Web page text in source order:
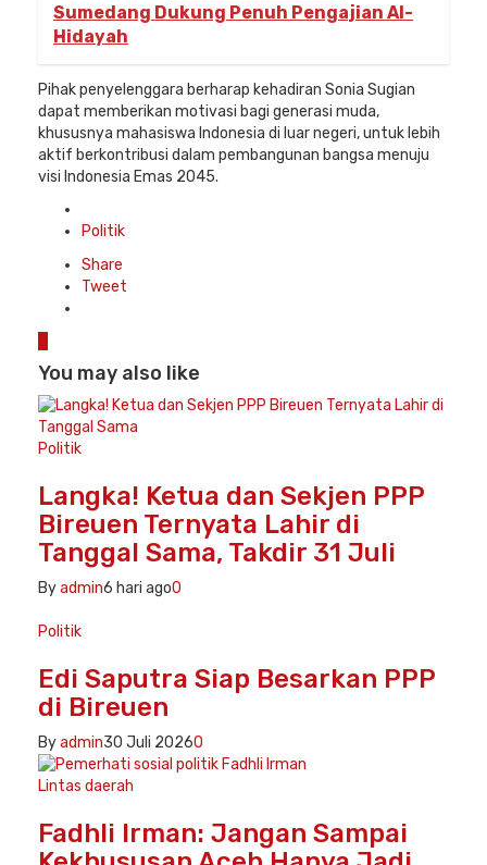
Sumedang Dukung Penuh Pengajian Al-
Hidayah
Pihak penyelenggara berharap kehadiran Sonia Sugian
dapat memberikan motivasi bagi generasi muda,
khususnya mahasiswa Indonesia di luar negeri, untuk lebih
aktif berkontribusi dalam pembangunan bangsa menuju
visi Indonesia Emas 2045.
in
Politik
Share
Tweet
You may also like
Politik
Langka! Ketua dan Sekjen PPP
Bireuen Ternyata Lahir di
Tanggal Sama, Takdir 31 Juli
Byadmin6 hari ago0
Politik
Edi Saputra Siap Besarkan PPP
di Bireuen
Byadmin30 Juli 20260
Lintas daerah
Fadhli Irman: Jangan Sampai